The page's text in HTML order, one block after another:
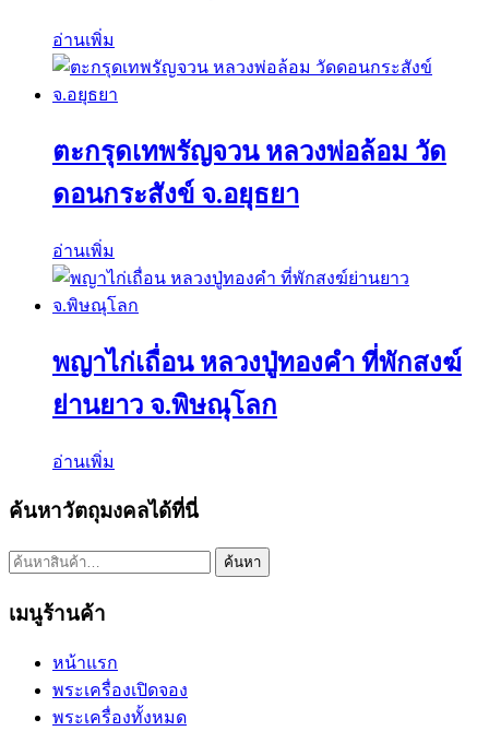
อ่านเพิ่ม
ตะกรุดเทพรัญจวน หลวงพ่อล้อม วัด
ดอนกระสังข์ จ.อยุธยา
อ่านเพิ่ม
พญาไก่เถื่อน หลวงปู่ทองคำ ที่พักสงฆ์
ย่านยาว จ.พิษณุโลก
อ่านเพิ่ม
ค้นหาวัตถุมงคลได้ที่นี่
ค้นหา: ค้นหา
เมนูร้านค้า
หน้าแรก
พระเครื่องเปิดจอง
พระเครื่องทั้งหมด